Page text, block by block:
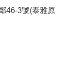
46-3號(泰雅原